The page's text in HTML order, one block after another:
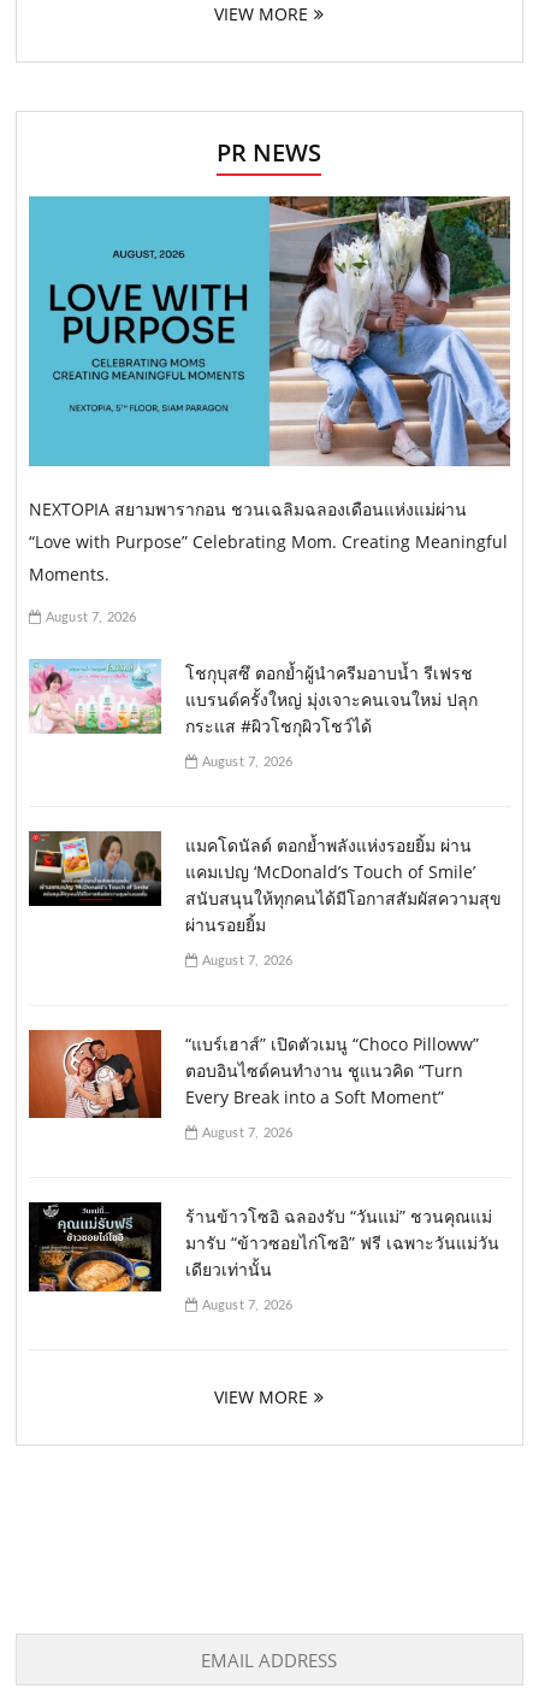
VIEW MORE
PR NEWS
NEXTOPIA สยามพารากอน ชวนเฉลิมฉลองเดือนแห่งแม่ผ่าน
“Love with Purpose” Celebrating Mom. Creating Meaningful
Moments.
August 7, 2026
โชกุบุสซึ ตอกย้ำผู้นำครีมอาบน้ำ รีเฟรช
แบรนด์ครั้งใหญ่ มุ่งเจาะคนเจนใหม่ ปลุก
กระแส #ผิวโชกุผิวโชว์ได้
August 7, 2026
แมคโดนัลด์ ตอกย้ำพลังแห่งรอยยิ้ม ผ่าน
แคมเปญ ‘McDonald’s Touch of Smile’
สนับสนุนให้ทุกคนได้มีโอกาสสัมผัสความสุข
ผ่านรอยยิ้ม
August 7, 2026
“แบร์เฮาส์” เปิดตัวเมนู “Choco Pilloww”
ตอบอินไซด์คนทำงาน ชูแนวคิด “Turn
Every Break into a Soft Moment”
August 7, 2026
ร้านข้าวโซอิ ฉลองรับ “วันแม่” ชวนคุณแม่
มารับ “ข้าวซอยไก่โซอิ” ฟรี เฉพาะวันแม่วัน
เดียวเท่านั้น
August 7, 2026
VIEW MORE